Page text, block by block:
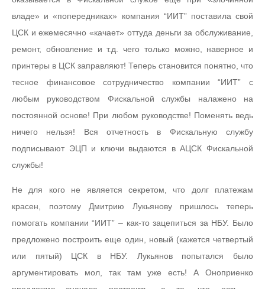
владе» и «попередниках» компания “ИИТ” поставила свой
ЦСК и ежемесячно «качает» оттуда деньги за обслуживание,
ремонт, обновление и т.д. чего только можно, наверное и
принтеры в ЦСК заправляют! Теперь становится понятно, что
тесное финансовое сотрудничество компании “ИИТ” с
любым руководством Фискальной службы налажено на
постоянной основе! При любом руководстве! Поменять ведь
ничего нельзя! Вся отчетность в Фискальную службу
подписывают ЭЦП и ключи выдаются в АЦСК Фискальной
службы!
Не для кого не является секретом, что долг платежам
красен, поэтому Дмитрию Лукьянову пришлось теперь
помогать компании “ИИТ” – как-то зацепиться за НБУ. Было
предложено построить еще один, новый (кажется четвертый
или пятый) ЦСК в НБУ. Лукьянов попытался было
аргументировать мол, так там уже есть! А Оноприенко